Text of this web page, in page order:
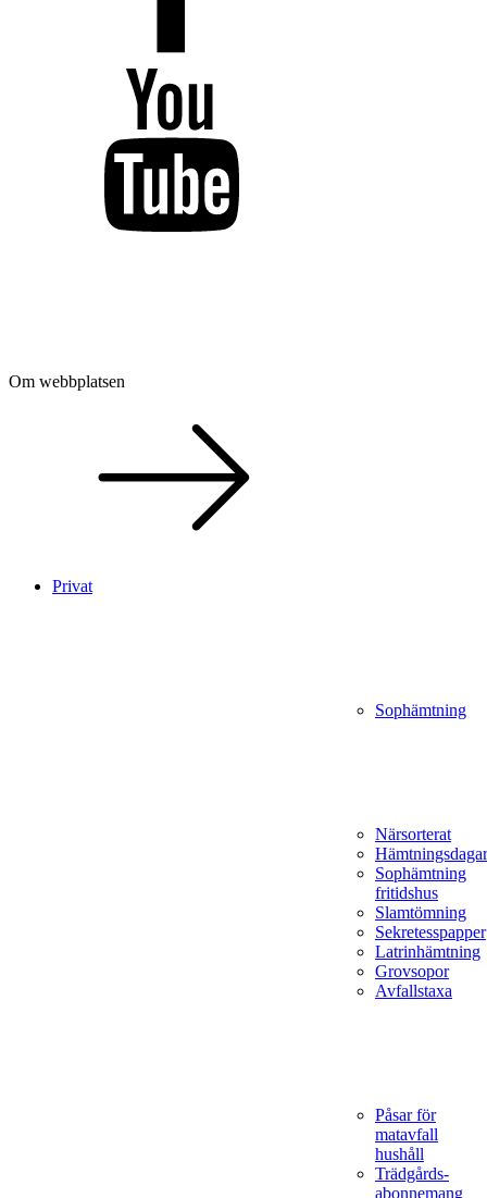
Om webbplatsen
Privat
Sophämtning
Närsorterat
Hämtningsdagar
Sophämtning
fritidshus
Slamtömning
Sekretesspapper
Latrinhämtning
Grovsopor
Avfallstaxa
Påsar för
matavfall
hushåll
Trädgårds­
abonnemang